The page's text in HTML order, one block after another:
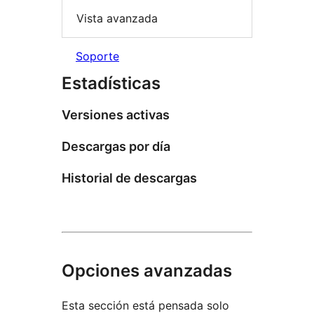
Vista avanzada
Soporte
Estadísticas
Versiones activas
Descargas por día
Historial de descargas
Opciones avanzadas
Esta sección está pensada solo